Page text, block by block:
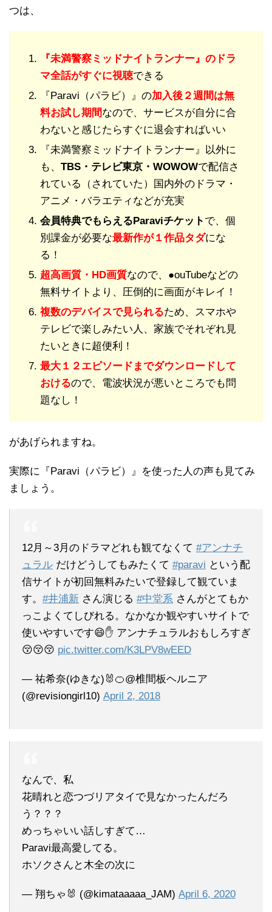
つは、
『未満警察ミッドナイトランナー』のドラ
マ全話がすぐに視聴できる
『Paravi（パラビ）』の加入後２週間は無
料お試し期間なので、サービスが自分に合
わないと感じたらすぐに退会すればいい
『未満警察ミッドナイトランナー』以外に
も、 TBS・テレビ東京・WOWOWで配信さ
れている（されていた）国内外のドラマ・
アニメ・バラエティなどが充実
会員特典でもらえるParaviチケット で、個
別課金が必要な最新作が１作品タダにな
る！
超高画質・HD画質なので、●ouTubeなどの
無料サイトより、圧倒的に画面がキレイ！
複数のデバイスで見られるため、スマホや
テレビで楽しみたい人、家族でそれぞれ見
たいときに超便利！
最大１２エピソードまでダウンロードして
おけるので、電波状況が悪いところでも問
題なし！
があげられますね。
実際に『Paravi（パラビ）』を使った人の声も見てみ
ましょう。
12月～3月のドラマどれも観てなくて #アンナチ
ュラル だけどうしてもみたくて #paravi という配
信サイトが初回無料みたいで登録して観ていま
す。 #井浦新 さん演じる #中堂系 さんがとてもか
っこよくてしびれる。なかなか観やすいサイトで
使いやすいです😄✋ アンナチュラルおもしろすぎ
😚😚😚 pic.twitter.com/K3LPV8wEED
— 祐希奈(ゆきな)🐰🍊@椎間板ヘルニア
(@revisiongirl10) April 2, 2018
なんで、私
花晴れと恋つづリアタイで見なかったんだろ
う？？？
めっちゃいい話しすぎて…
Paravi最高愛してる。
ホソクさんと木全の次に
— 翔ちゃ🐰 (@kimataaaaa_JAM) April 6, 2020